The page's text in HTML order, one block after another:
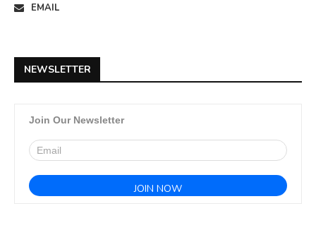
EMAIL
NEWSLETTER
Join Our Newsletter